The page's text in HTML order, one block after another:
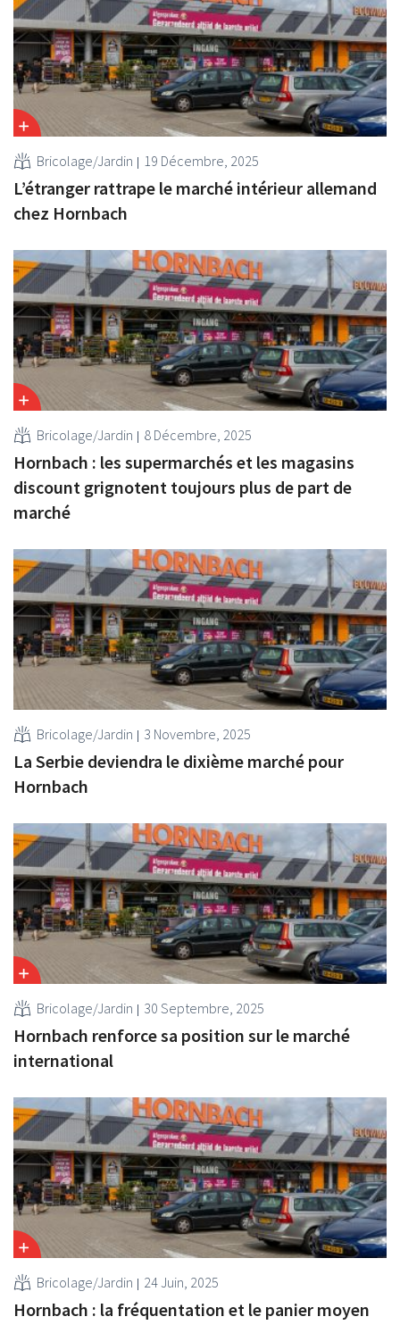
Bricolage/Jardin 19 Décembre, 2025
L’étranger rattrape le marché intérieur allemand
chez Hornbach
Bricolage/Jardin 8 Décembre, 2025
Hornbach : les supermarchés et les magasins
discount grignotent toujours plus de part de
marché
Bricolage/Jardin 3 Novembre, 2025
La Serbie deviendra le dixième marché pour
Hornbach
Bricolage/Jardin 30 Septembre, 2025
Hornbach renforce sa position sur le marché
international
Bricolage/Jardin 24 Juin, 2025
Hornbach : la fréquentation et le panier moyen